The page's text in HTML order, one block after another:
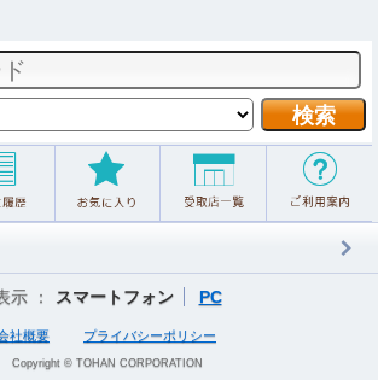
示 ： スマートフォン PC
社概要 プライバシーポリシー
Copyright © TOHAN CORPORATION